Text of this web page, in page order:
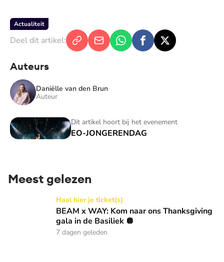
Actualiteit
Deel dit artikel:
Auteurs
Daniëlle van den Brun
Auteur
Dit artikel hoort bij het evenement
EO-JONGERENDAG
EO-JONGERENDAG
Meest gelezen
BEAM x WAY: Kom naar ons Thanksgiving gala in de
Haal hier je ticket(s)
BEAM x WAY: Kom naar ons Thanksgiving
gala in de Basiliek 🪩
7 dagen geleden